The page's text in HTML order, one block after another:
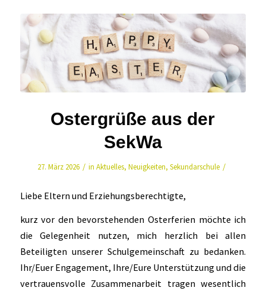
Ostergrüße aus der
SekWa
27. März 2026 / in Aktuelles, Neuigkeiten, Sekundarschule /
Liebe Eltern und Erziehungsberechtigte,
kurz vor den bevorstehenden Osterferien möchte ich
die Gelegenheit nutzen, mich herzlich bei allen
Beteiligten unserer Schulgemeinschaft zu bedanken.
Ihr/Euer Engagement, Ihre/Eure Unterstützung und die
vertrauensvolle Zusammenarbeit tragen wesentlich